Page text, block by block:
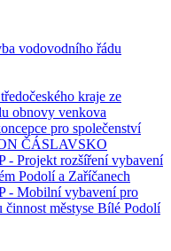
vodovodního řádu
kraje ze
obnovy venkova
pro společenství
ČÁSLAVSKO
- Projekt rozšíření vybavení
Podolí a Zaříčanech
- Mobilní vybavení pro
městyse Bílé Podolí